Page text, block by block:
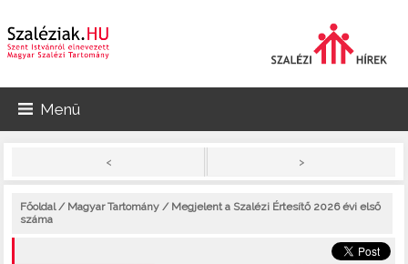
Menü
< >
Főoldal/ Magyar Tartomány / Megjelent a Szalézi Értesítő 2026 évi első
száma